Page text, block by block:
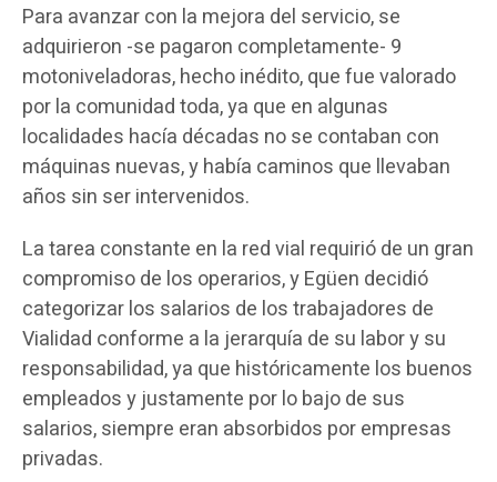
Para avanzar con la mejora del servicio, se
adquirieron -se pagaron completamente- 9
motoniveladoras, hecho inédito, que fue valorado
por la comunidad toda, ya que en algunas
localidades hacía décadas no se contaban con
máquinas nuevas, y había caminos que llevaban
años sin ser intervenidos.
La tarea constante en la red vial requirió de un gran
compromiso de los operarios, y Egüen decidió
categorizar los salarios de los trabajadores de
Vialidad conforme a la jerarquía de su labor y su
responsabilidad, ya que históricamente los buenos
empleados y justamente por lo bajo de sus
salarios, siempre eran absorbidos por empresas
privadas.